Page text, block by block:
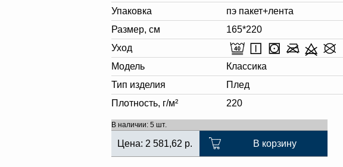
Упаковка
пэ пакет+лента
Размер, см
165*220
Уход
Модель
Классика
Тип изделия
Плед
Плотность, г/м²
220
В наличии: 5 шт.
Цена: 2 581,62 р. В корзину